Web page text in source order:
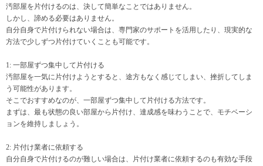
汚部屋を片付けるのは、決して簡単なことではありません。
しかし、諦める必要はありません。
自分自身で片付けられない場合は、専門家のサポートを活用したり、現実的な
方法で少しずつ片付けていくことも可能です。
1: 一部屋ずつ集中して片付ける
汚部屋を一気に片付けようとすると、途方もなく感じてしまい、挫折してしま
う可能性があります。
そこでおすすめなのが、一部屋ずつ集中して片付ける方法です。
まずは、最も状態の良い部屋から片付け、達成感を味わうことで、モチベーシ
ョンを維持しましょう。
2: 片付け業者に依頼する
自分自身で片付けるのが難しい場合は、片付け業者に依頼するのも有効な手段